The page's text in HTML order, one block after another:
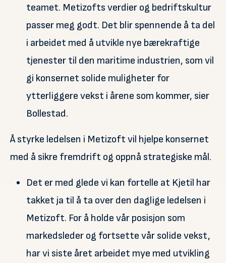
teamet. Metizofts verdier og bedriftskultur
passer meg godt. Det blir spennende å ta del
i arbeidet med å utvikle nye bærekraftige
tjenester til den maritime industrien, som vil
gi konsernet solide muligheter for
ytterliggere vekst i årene som kommer, sier
Bollestad.
Å styrke ledelsen i Metizoft vil hjelpe konsernet
med å sikre fremdrift og oppnå strategiske mål.
Det er med glede vi kan fortelle at Kjetil har
takket ja til å ta over den daglige ledelsen i
Metizoft. For å holde vår posisjon som
markedsleder og fortsette vår solide vekst,
har vi siste året arbeidet mye med utvikling